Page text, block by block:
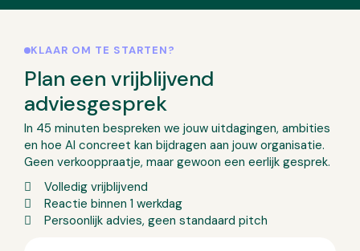
KLAAR OM TE STARTEN?
Plan een vrijblijvend
adviesgesprek
In 45 minuten bespreken we jouw uitdagingen, ambities
en hoe AI concreet kan bijdragen aan jouw organisatie.
Geen verkooppraatje, maar gewoon een eerlijk gesprek.
Volledig vrijblijvend
Reactie binnen 1 werkdag
Persoonlijk advies, geen standaard pitch